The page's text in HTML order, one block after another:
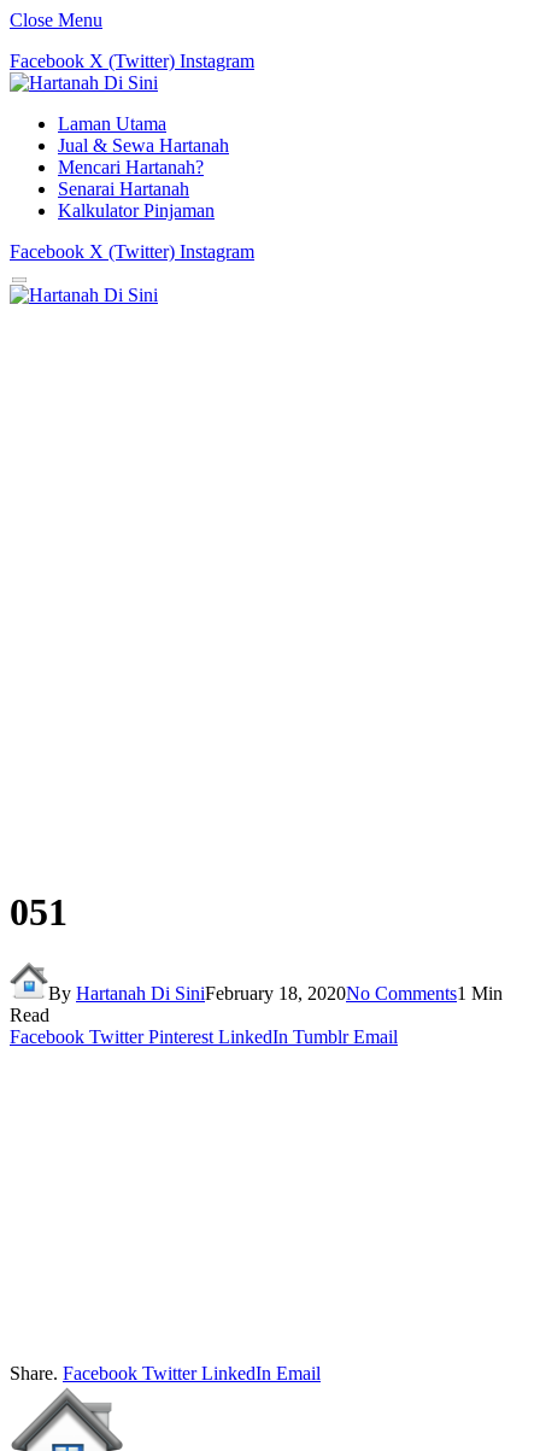
Close Menu
Facebook X (Twitter) Instagram
Laman Utama
Jual & Sewa Hartanah
Mencari Hartanah?
Senarai Hartanah
Kalkulator Pinjaman
Facebook X (Twitter) Instagram
051
By Hartanah Di SiniFebruary 18, 2020No Comments1 Min
Read
Facebook Twitter Pinterest LinkedIn Tumblr Email
Share. Facebook Twitter LinkedIn Email